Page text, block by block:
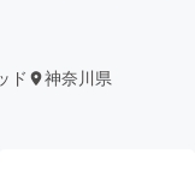
ド 神奈川県